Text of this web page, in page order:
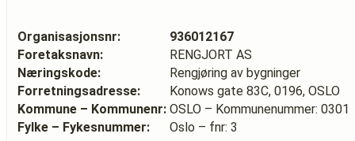
Organisasjonsnr:
936012167
Foretaksnavn:
RENGJORT AS
Næringskode:
Rengjøring av bygninger
Forretningsadresse:
Konows gate 83C, 0196, OSLO
Kommune – Kommunenr: OSLO – Kommunenummer: 0301
Fylke – Fykesnummer:
Oslo – fnr: 3